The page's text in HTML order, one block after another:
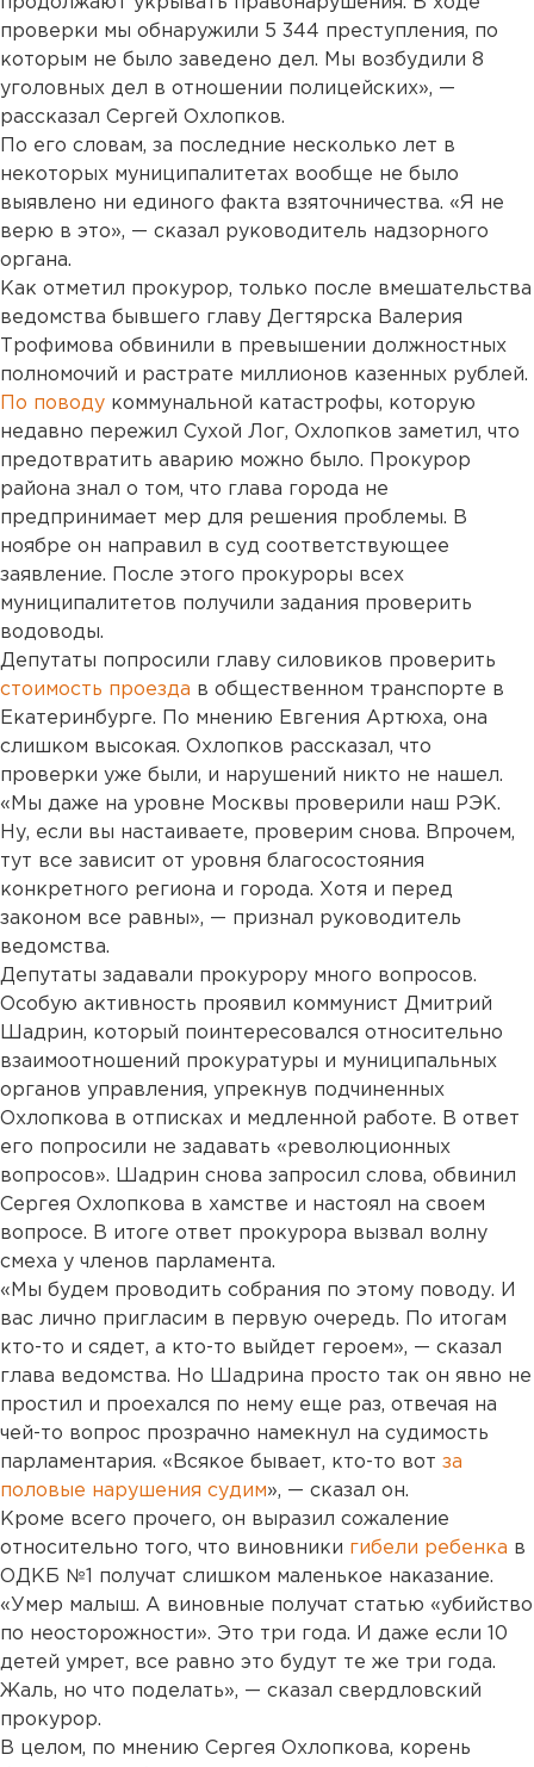
проверки мы обнаружили 5 344 преступления, по
которым не было заведено дел. Мы возбудили 8
уголовных дел в отношении полицейских», —
рассказал Сергей Охлопков.
По его словам, за последние несколько лет в
некоторых муниципалитетах вообще не было
выявлено ни единого факта взяточничества. «Я не
верю в это», — сказал руководитель надзорного
органа.
Как отметил прокурор, только после вмешательства
ведомства бывшего главу Дегтярска Валерия
Трофимова обвинили в превышении должностных
полномочий и растрате миллионов казенных рублей.
По поводу коммунальной катастрофы, которую
недавно пережил Сухой Лог, Охлопков заметил, что
предотвратить аварию можно было. Прокурор
района знал о том, что глава города не
предпринимает мер для решения проблемы. В
ноябре он направил в суд соответствующее
заявление. После этого прокуроры всех
муниципалитетов получили задания проверить
водоводы.
Депутаты попросили главу силовиков проверить
стоимость проезда в общественном транспорте в
Екатеринбурге. По мнению Евгения Артюха, она
слишком высокая. Охлопков рассказал, что
проверки уже были, и нарушений никто не нашел.
«Мы даже на уровне Москвы проверили наш РЭК.
Ну, если вы настаиваете, проверим снова. Впрочем,
тут все зависит от уровня благосостояния
конкретного региона и города. Хотя и перед
законом все равны», — признал руководитель
ведомства.
Депутаты задавали прокурору много вопросов.
Особую активность проявил коммунист Дмитрий
Шадрин, который поинтересовался относительно
взаимоотношений прокуратуры и муниципальных
органов управления, упрекнув подчиненных
Охлопкова в отписках и медленной работе. В ответ
его попросили не задавать «революционных
вопросов». Шадрин снова запросил слова, обвинил
Сергея Охлопкова в хамстве и настоял на своем
вопросе. В итоге ответ прокурора вызвал волну
смеха у членов парламента.
«Мы будем проводить собрания по этому поводу. И
вас лично пригласим в первую очередь. По итогам
кто-то и сядет, а кто-то выйдет героем», — сказал
глава ведомства. Но Шадрина просто так он явно не
простил и проехался по нему еще раз, отвечая на
чей-то вопрос прозрачно намекнул на судимость
парламентария. «Всякое бывает, кто-то вот за
половые нарушения судим», — сказал он.
Кроме всего прочего, он выразил сожаление
относительно того, что виновники гибели ребенка в
ОДКБ №1 получат слишком маленькое наказание.
«Умер малыш. А виновные получат статью «убийство
по неосторожности». Это три года. И даже если 10
детей умрет, все равно это будут те же три года.
Жаль, но что поделать», — сказал свердловский
прокурор.
В целом, по мнению Сергея Охлопкова, корень